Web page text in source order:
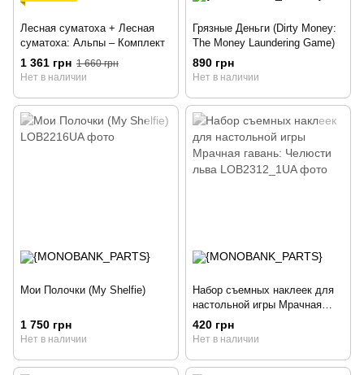
Лесная суматоха + Лесная
суматоха: Альпы – Комплект
1 361 грн 1 660 грн
Нет в наличии
Грязные Деньги (Dirty Money:
The Money Laundering Game)
890 грн
Нет в наличии
Мои Полочки (My Shelfie)
1 750 грн
Нет в наличии
Набор съемных наклеек для
настольной игры Мрачная
гавань: Челюсти льва
420 грн
Нет в наличии